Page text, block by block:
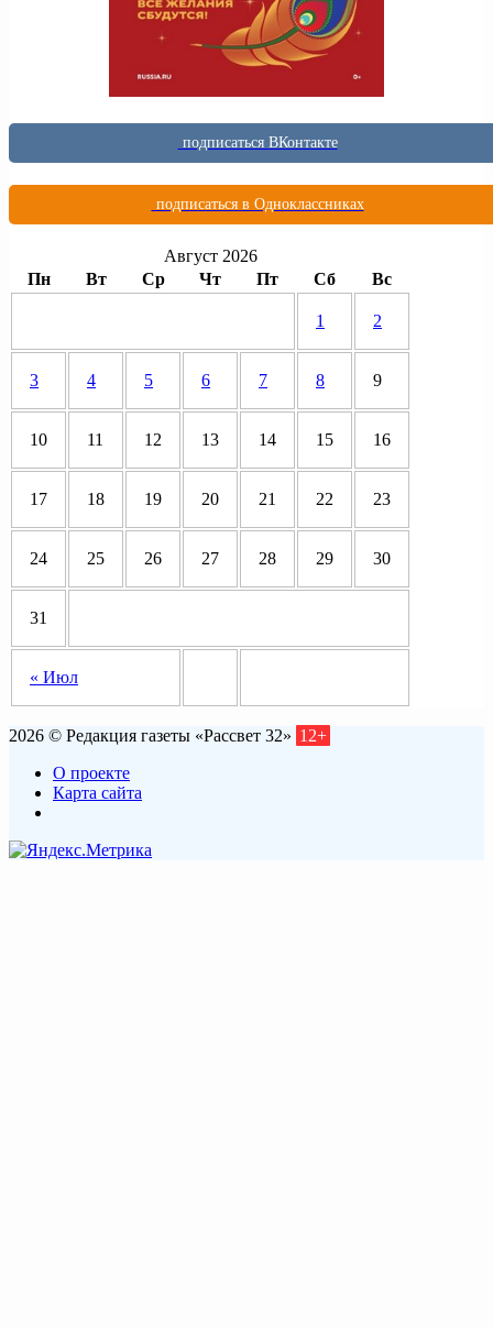
подписаться ВКонтакте
подписаться в Одноклассниках
Август 2026
Пн
Вт Ср Чт Пт Сб Вс
« Июл
1 2
3 4 5 6 7 8 9
10 11 12 13 14 15 16
17 18 19 20 21 22 23
24 25 26 27 28 29 30
31
2026 © Редакция газеты «Рассвет 32» 12+
О проекте
Карта сайта